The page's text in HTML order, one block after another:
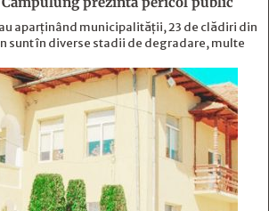
aparținând municipalității, 23 de clădiri din
sunt în diverse stadii de degradare, multe